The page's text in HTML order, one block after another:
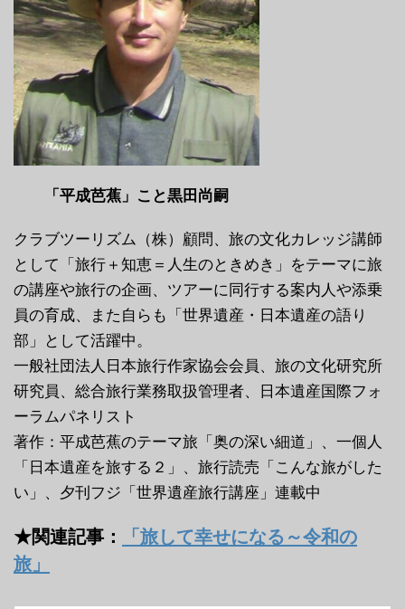
「平成芭蕉」こと黒田尚嗣
クラブツーリズム（株）顧問、旅の文化カレッジ講師
として「旅行＋知恵＝人生のときめき」をテーマに旅
の講座や旅行の企画、ツアーに同行する案内人や添乗
員の育成、また自らも「世界遺産・日本遺産の語り
部」として活躍中。
一般社団法人日本旅行作家協会会員、旅の文化研究所
研究員、総合旅行業務取扱管理者、日本遺産国際フォ
ーラムパネリスト
著作：平成芭蕉のテーマ旅「奥の深い細道」、一個人
「日本遺産を旅する２」、旅行読売「こんな旅がした
い」、夕刊フジ「世界遺産旅行講座」連載中
★関連記事：
「旅して幸せになる～令和の
旅」